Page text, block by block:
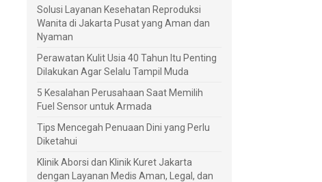
Solusi Layanan Kesehatan Reproduksi
Wanita di Jakarta Pusat yang Aman dan
Nyaman
Perawatan Kulit Usia 40 Tahun Itu Penting
Dilakukan Agar Selalu Tampil Muda
5 Kesalahan Perusahaan Saat Memilih
Fuel Sensor untuk Armada
Tips Mencegah Penuaan Dini yang Perlu
Diketahui
Klinik Aborsi dan Klinik Kuret Jakarta
dengan Layanan Medis Aman, Legal, dan